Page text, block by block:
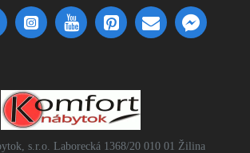
s.r.o. Laborecká 1368/20 010 01 Žilina